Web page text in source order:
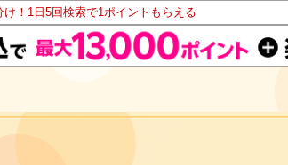
け！1日5回検索で1ポイントもらえる